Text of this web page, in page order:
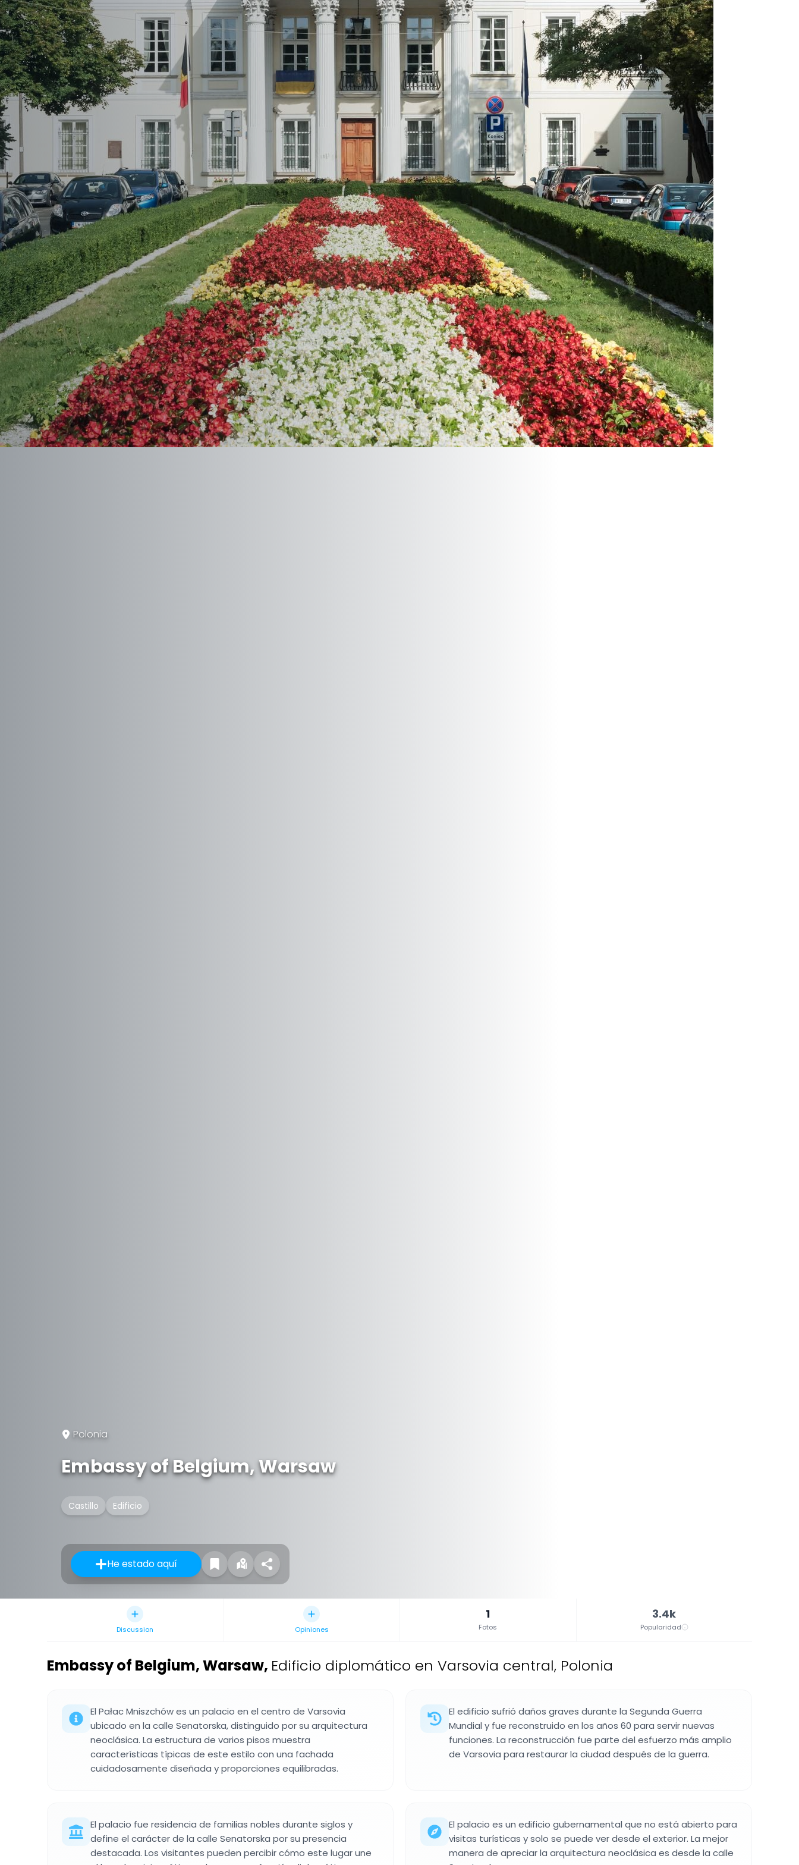
Polonia
Embassy of Belgium, Warsaw
Castillo Edificio
He estado aquí
Discussion Opiniones
1
Fotos
3.4k
Popularidad
Embassy of Belgium, Warsaw, Edificio diplomático en Varsovia central, Polonia
El Pałac Mniszchów es un palacio en el centro de Varsovia
ubicado en la calle Senatorska, distinguido por su arquitectura
neoclásica. La estructura de varios pisos muestra
características típicas de este estilo con una fachada
cuidadosamente diseñada y proporciones equilibradas.
El edificio sufrió daños graves durante la Segunda Guerra
Mundial y fue reconstruido en los años 60 para servir nuevas
funciones. La reconstrucción fue parte del esfuerzo más amplio
de Varsovia para restaurar la ciudad después de la guerra.
El palacio fue residencia de familias nobles durante siglos y
define el carácter de la calle Senatorska por su presencia
destacada. Los visitantes pueden percibir cómo este lugar une
El palacio es un edificio gubernamental que no está abierto para
visitas turísticas y solo se puede ver desde el exterior. La mejor
manera de apreciar la arquitectura neoclásica es desde la calle